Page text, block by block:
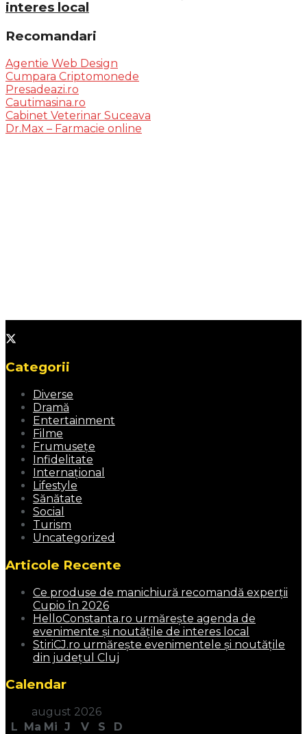
interes local
Recomandari
Agentie Web Design
Cumpara Criptomonede
Presadeazi.ro
Cautimasina.ro
Cabinet Veterinar Suceava
Dr.Max – Farmacie online
Categorii
Diverse
Dramă
Entertainment
Filme
Frumusețe
Infidelitate
Internațional
Lifestyle
Sănătate
Social
Turism
Uncategorized
Articole Recente
Ce produse de manichiură recomandă experții
Cupio în 2026
HelloConstanta.ro urmărește agenda de
evenimente și noutățile de interes local
StiriCJ.ro urmărește evenimentele și noutățile
din județul Cluj
Calendar
august 2026
L Ma Mi J V S
D